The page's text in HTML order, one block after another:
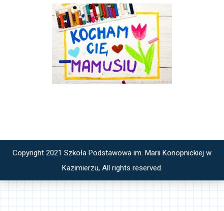
Copyright 2021 Szkoła Podstawowa im. Marii Konopnickiej w
Kazimierzu, All rights reserved.